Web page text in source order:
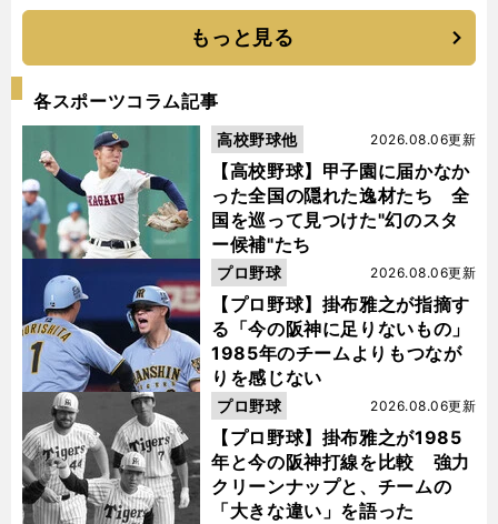
もっと見る
各スポーツコラム記事
【高校野球】甲子園に届かなか
った全国の隠れた逸材たち 全
国を巡って見つけた"幻のスタ
ー候補"たち
2026.08.06更新
高校野球他
【プロ野球】掛布雅之が指摘す
る「今の阪神に足りないもの」
1985年のチームよりもつなが
りを感じない
2026.08.06更新
プロ野球
【プロ野球】掛布雅之が1985
年と今の阪神打線を比較 強力
クリーンナップと、チームの
「大きな違い」を語った
2026.08.06更新
プロ野球